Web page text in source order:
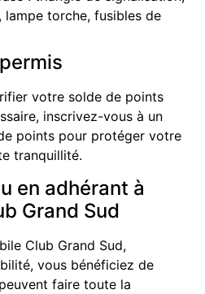
lampe torche, fusibles de
votre solde de points
inscrivez-vous à un
points pour protéger votre
tranquillité.
en adhérant à
Grand Sud
Club Grand Sud,
vous bénéficiez de
faire toute la